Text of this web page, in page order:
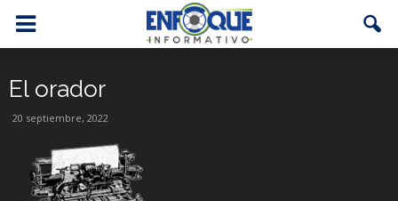
El orador
20 septiembre, 2022